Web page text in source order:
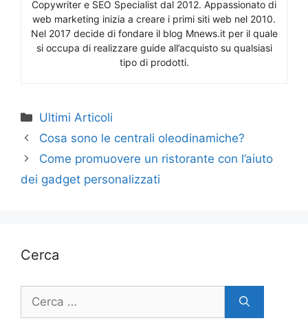
Copywriter e SEO Specialist dal 2012. Appassionato di
web marketing inizia a creare i primi siti web nel 2010.
Nel 2017 decide di fondare il blog Mnews.it per il quale
si occupa di realizzare guide all’acquisto su qualsiasi
tipo di prodotti.
Categorie
Ultimi Articoli
Cosa sono le centrali oleodinamiche?
Come promuovere un ristorante con l’aiuto
dei gadget personalizzati
Cerca
per: